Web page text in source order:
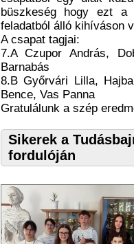
büszkeség hogy ezt
feladatból álló kihíváson
A csapat tagjai:
7.A Czupor András,
Barnabás
8.B Győrvári Lilla,
Bence, Vas Panna
Gratulálunk a szép
Sikerek a
fordulóján